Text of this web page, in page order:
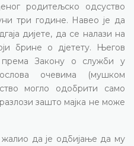
родитељско одсуство
три године. Навео је да
дијете, да се налази на
брине о дјетету. Његов
према Закону о служби у
очевима (мушком
могло одобрити само
зашто мајка не може
да је одбијање да му